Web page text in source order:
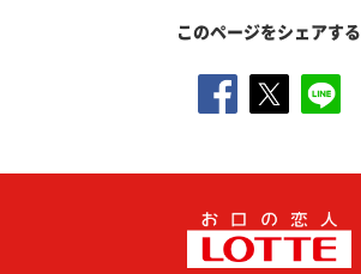
このページをシェアする